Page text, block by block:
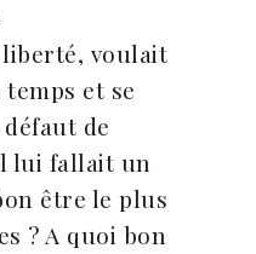
voulait
et se
de
lui fallait un
être le plus
? A quoi bon